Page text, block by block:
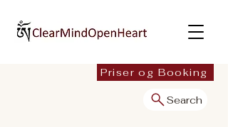
Search
Priser og Booking